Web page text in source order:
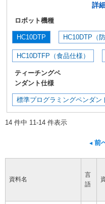
詳
ロボット機種
HC10DTP HC10DTP（
HC10DTFP（食品仕様）
ティーチングペ
ンダント仕様
標準プログラミングペンダン
14 件中 11-14 件表示
前
資料名
言
語